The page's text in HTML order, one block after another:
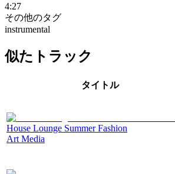
4:27
その他のタグ
instrumental
似たトラック
タイトル
House Lounge Summer Fashion
Art Media